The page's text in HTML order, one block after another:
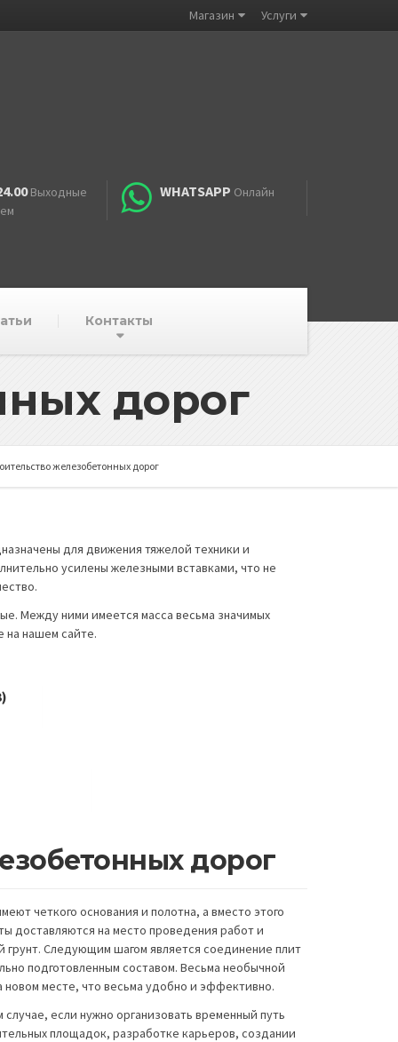
Магазин Услуги
Выходные
WHATSAPP Онлайн
Контакты
дорог
железобетонных дорог
для движения тяжелой техники и
усилены железными вставками, что не
Между ними имеется масса весьма значимых
на нашем сайте.
дорог
четкого основания и полотна, а вместо этого
доставляются на место проведения работ и
Следующим шагом является соединение плит
подготовленным составом. Весьма необычной
новом месте, что весьма удобно и эффективно.
если нужно организовать временный путь
площадок, разработке карьеров, создании